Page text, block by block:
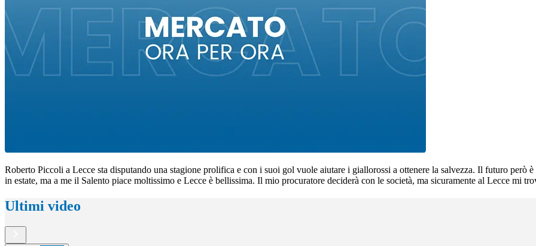
Roberto Piccoli a Lecce sta disputando una stagione prolifica e con i suoi gol vuole aiutare i giallorossi a ottenere la salvezza. Il futuro però
in estate, ma a me il Salento piace moltissimo e Lecce è bellissima. Il mio procuratore deciderà con le società, ma sicuramente al Lecce mi
Ultimi video